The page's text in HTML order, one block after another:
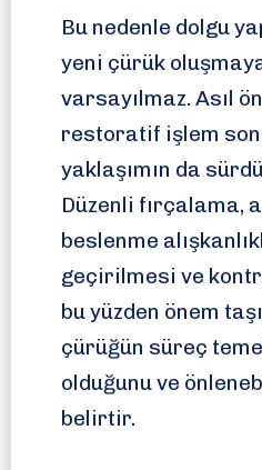
Bu nedenle dolgu
yeni çürük
varsayılmaz. Asıl
restoratif işlem
yaklaşımın da
Düzenli fırçalama,
beslenme
geçirilmesi ve
bu yüzden önem
çürüğün süreç
olduğunu ve
belirtir.